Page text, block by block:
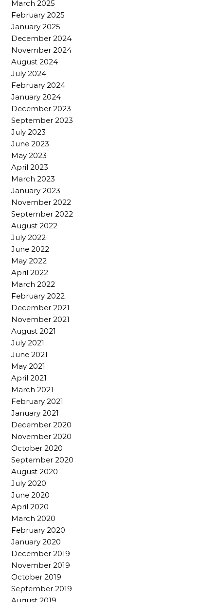
March 2025
February 2025
January 2025
December 2024
November 2024
August 2024
July 2024
February 2024
January 2024
December 2023
September 2023
July 2023
June 2023
May 2023
April 2023
March 2023
January 2023
November 2022
September 2022
August 2022
July 2022
June 2022
May 2022
April 2022
March 2022
February 2022
December 2021
November 2021
August 2021
July 2021
June 2021
May 2021
April 2021
March 2021
February 2021
January 2021
December 2020
November 2020
October 2020
September 2020
August 2020
July 2020
June 2020
April 2020
March 2020
February 2020
January 2020
December 2019
November 2019
October 2019
September 2019